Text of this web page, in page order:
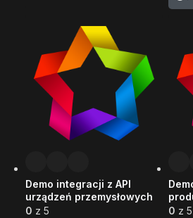
Demo integracji z API
urządzeń przemysłowych
0 z 5
0 z 5